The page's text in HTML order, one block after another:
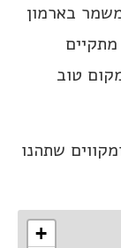
בארמון
טוב
שתהנו
+